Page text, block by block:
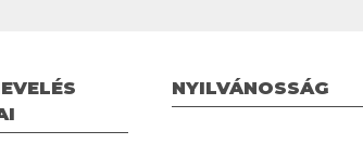
NYILVÁNOSSÁG